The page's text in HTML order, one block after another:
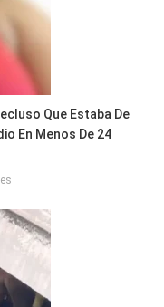
Que Estaba De
En Menos De 24